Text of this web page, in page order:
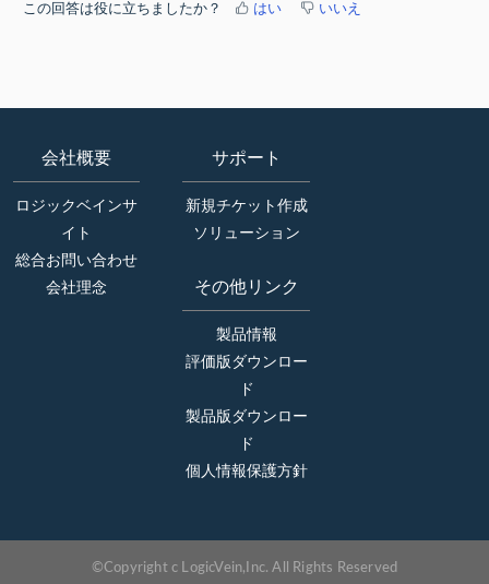
この回答は役に立ちましたか？ はい いいえ
会社概要
ロジックベインサ
イト
総合お問い合わせ
会社理念
サポート
新規チケット作成
ソリューション
その他リンク
製品情報
評価版ダウンロー
ド
製品版ダウンロー
ド
個人情報保護方針
©Copyright c LogicVein,Inc. All Rights Reserved